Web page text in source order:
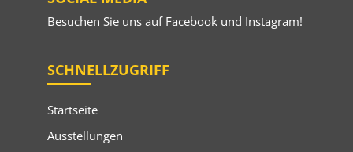
Besuchen Sie uns auf Facebookund Instagram!
SCHNELLZUGRIFF
Startseite
Ausstellungen